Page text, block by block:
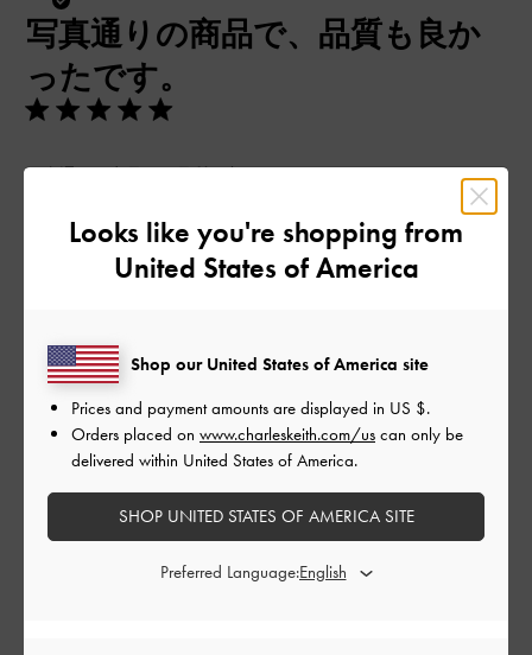
写真通りの商品で、品質も良か
ったです。
写真通りの商品で、品質も良かったです。
サイズ: その他（シューズ以外） カラー:
ホワイト系
デザイン
品質
とてもよかった
もっと見る
このレビューは役に立ちましたか？
Looks like you're shopping from
United States of America
Shop our United States of America site
Prices and payment amounts are displayed in US $.
Orders placed on www.charleskeith.com/us can only be
delivered within United States of America.
SHOP UNITED STATES OF AMERICA SITE
Preferred Language: